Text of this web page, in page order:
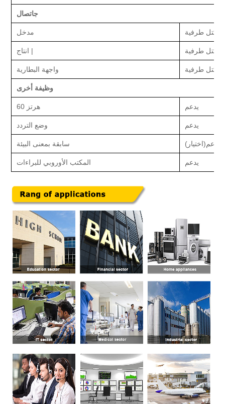
جاتصال
مدخل كتل طرفية
انتاج | كتل طرفية
واجهة البطارية كتل طرفية
وظيفة أخرى
60 هرتز يدعم
وضع التردد يدعم
سابقة بمعنى البيئة يدعم(اختيار)
المكتب الأوروبي للبراءات يدعم